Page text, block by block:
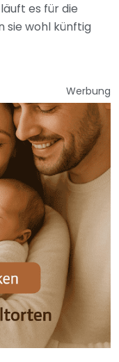
es für die
sie wohl künftig
Werbung